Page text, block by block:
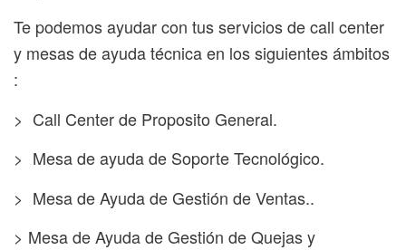
Te podemos ayudar con tus servicios de call center
y mesas de ayuda técnica en los siguientes ámbitos
:
> Call Center de Proposito General.
> Mesa de ayuda de Soporte Tecnológico.
> Mesa de Ayuda de Gestión de Ventas..
> Mesa de Ayuda de Gestión de Quejas y